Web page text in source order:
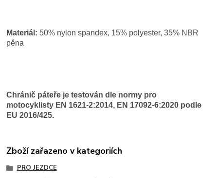
Materiál: 50% nylon spandex, 15% polyester, 35% NBR
pěna
Chránič páteře je testován dle normy pro
motocyklisty EN 1621-2:2014, EN 17092-6:2020 podle
EU 2016/425.
Zboží zařazeno v kategoriích
PRO JEZDCE